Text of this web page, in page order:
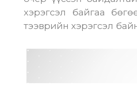
хэрэгсэл байгаа
тээврийн хэрэгсэл